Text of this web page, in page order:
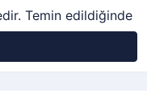
Temin edildiğinde